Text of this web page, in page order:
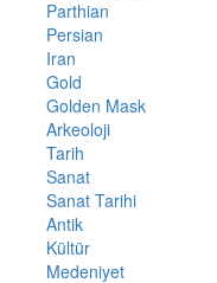
Parthian
Persian
Iran
Gold
Golden Mask
Arkeoloji
Tarih
Sanat
Sanat Tarihi
Antik
Kültür
Medeniyet